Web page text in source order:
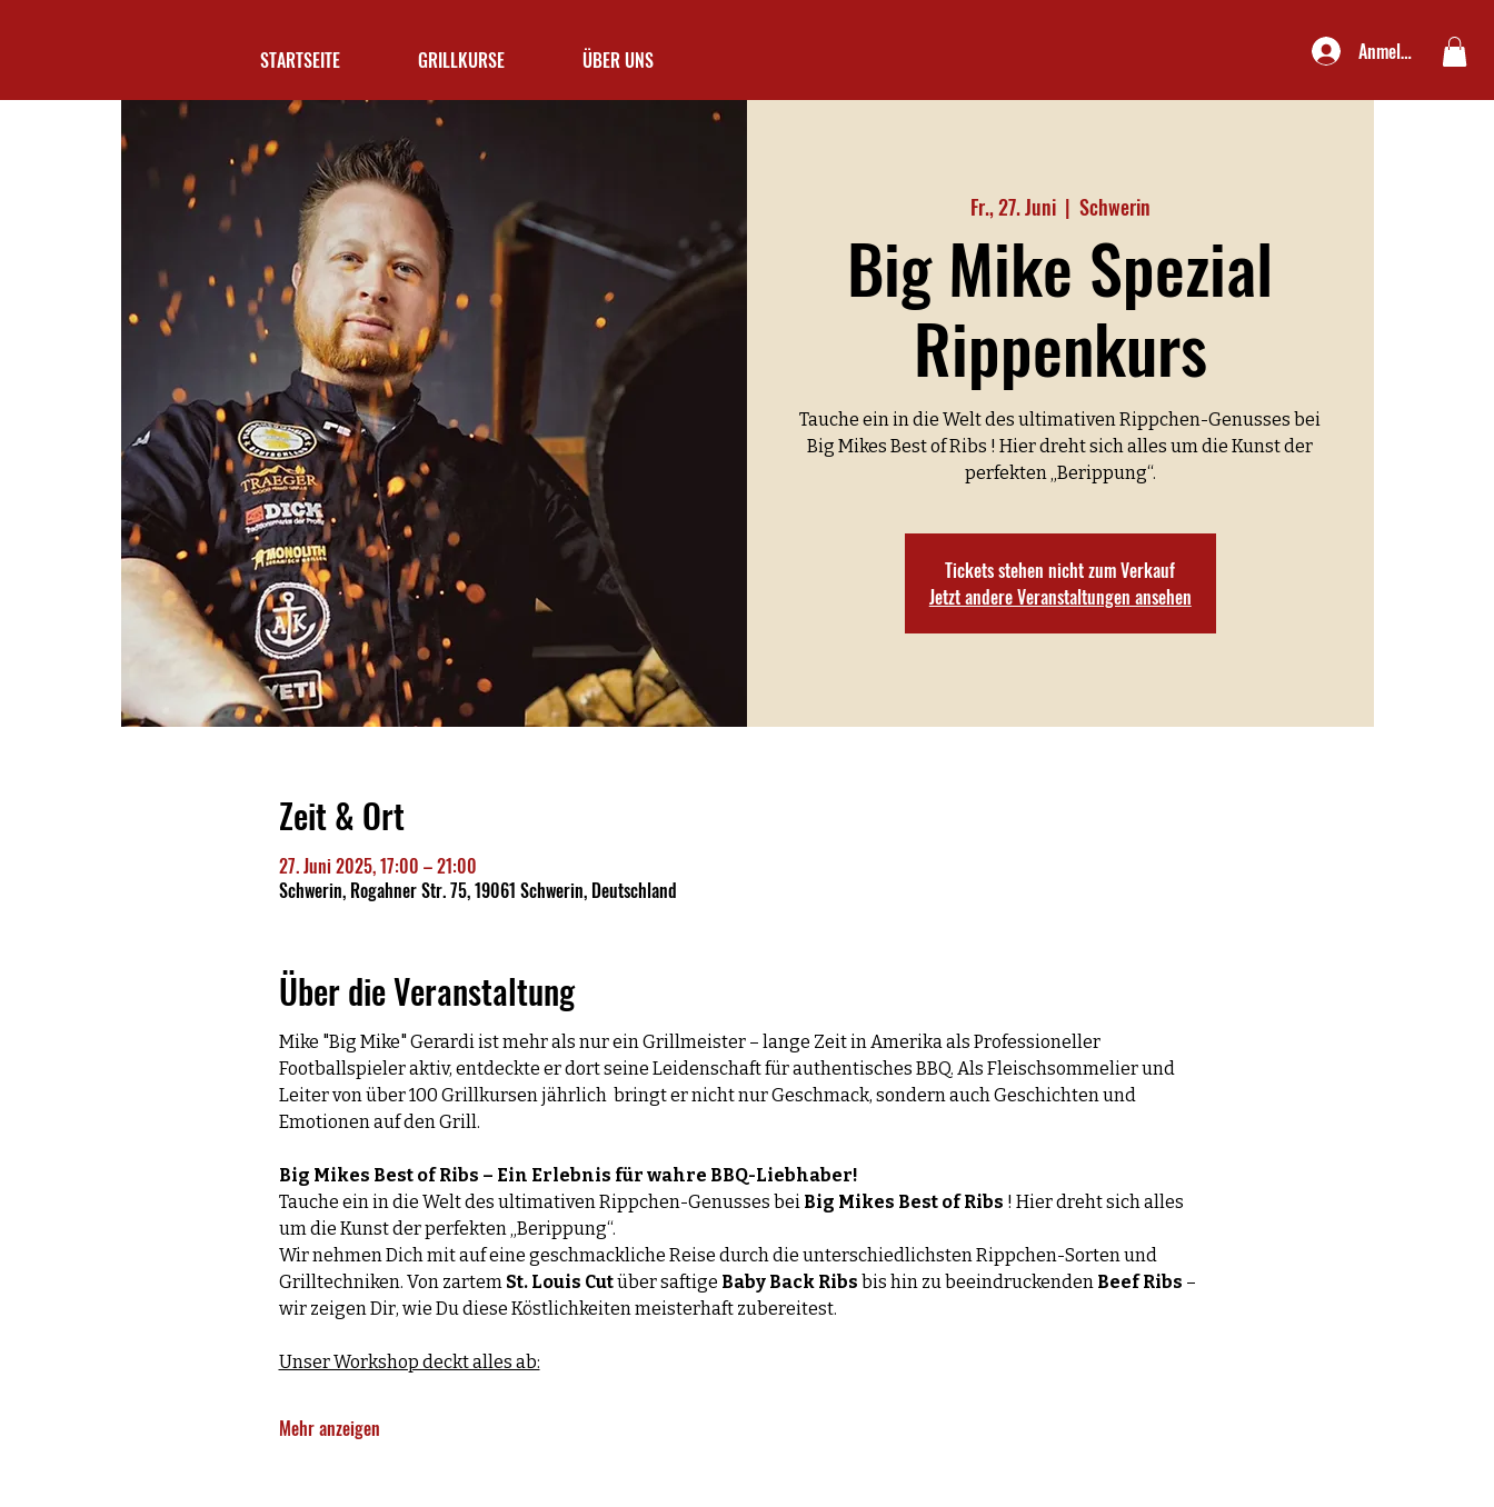
STARTSEITE GRILLKURSE ÜBER UNS Anmelden
Fr., 27. Juni
  |
Schwerin
Big Mike Spezial
Rippenkurs
Tauche ein in die Welt des ultimativen Rippchen-Genusses bei
Big Mikes Best of Ribs ! Hier dreht sich alles um die Kunst der
perfekten „Berippung“.
Tickets stehen nicht zum Verkauf
Jetzt andere Veranstaltungen ansehen
Zeit & Ort
27. Juni 2025, 17:00 – 21:00
Schwerin, Rogahner Str. 75, 19061 Schwerin, Deutschland
Über die Veranstaltung
Mike "Big Mike" Gerardi ist mehr als nur ein Grillmeister – lange Zeit in Amerika als Professioneller
Footballspieler aktiv, entdeckte er dort seine Leidenschaft für authentisches BBQ. Als Fleischsommelier und
Leiter von über 100 Grillkursen jährlich  bringt er nicht nur Geschmack, sondern auch Geschichten und
Emotionen auf den Grill.
Big Mikes Best of Ribs – Ein Erlebnis für wahre BBQ-Liebhaber!
Tauche ein in die Welt des ultimativen Rippchen-Genusses bei Big Mikes Best of Ribs ! Hier dreht sich alles
um die Kunst der perfekten „Berippung“.
Wir nehmen Dich mit auf eine geschmackliche Reise durch die unterschiedlichsten Rippchen-Sorten und
Grilltechniken. Von zartem St. Louis Cut über saftige Baby Back Ribs bis hin zu beeindruckenden Beef Ribs –
wir zeigen Dir, wie Du diese Köstlichkeiten meisterhaft zubereitest.
Unser Workshop deckt alles ab:
Mehr anzeigen